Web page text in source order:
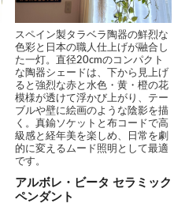
スペイン製タラベラ陶器の鮮烈な
色彩と日本の職人仕上げが融合し
た一灯。直径20cmのコンパクト
な陶器シェードは、下から見上げ
ると強烈な赤と水色・黄・橙の花
模様が透けて浮かび上がり、テー
ブルや壁に絵画のような陰影を描
く。真鍮ソケットと布コードで高
級感と経年美を楽しめ、日常を劇
的に変えるムード照明として最適
です。
アルボレ・ビータ セラミック
ペンダント